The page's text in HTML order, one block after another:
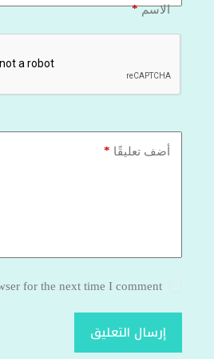
الاسم*
أضف تعليقًا *
for the next time I comment.
إرسال التعليق